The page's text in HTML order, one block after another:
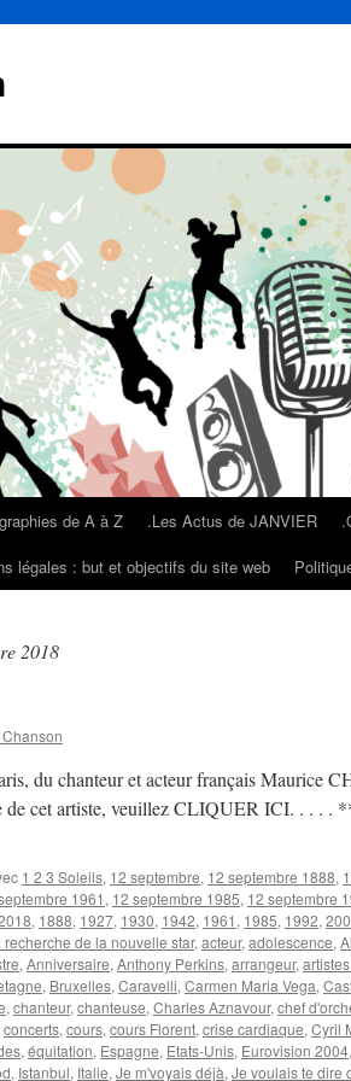
de A à Z .Les Actus de JANVIER
légales : but et objectifs du site web
2018
du chanteur et acteur français Maurice
de cet artiste, veuillez CLIQUER ICI. . .
1 2 3 Soleils, 12 septembre, 12 septembre 1888,
1961 , 12 septembre 1985, 12 septembre
, 1888, 1927, 1930, 1942, 1961 , 1985, 1992,
recherche de la nouvelle star, acteur, adolescence,
, Anniversaire, Anthony Perkins, arrangeur,
, Bruxelles, Caravelli, Carmen Maria Vega,
, chanteur, chanteuse, Charles Aznavour, chef
concerts, cours, cours Florent, crise cardiaque, Cyril
, équitation, Espagne, Etats-Unis, Eurovision 2004,
, Istanbul, Italie, Je m'voyais déjà, Je voulais te dire